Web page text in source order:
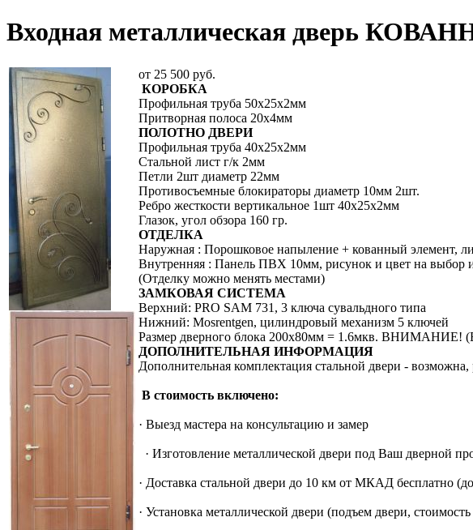
Входная металлическая дверь
от 25 500 руб.
КОРОБКА
Профильная труба 50х25х2мм
Притворная полоса 20х4мм
ПОЛОТНО ДВЕРИ
Профильная труба 40х25х2мм
Стальной лист г/к 2мм
Петли 2шт диаметр 22мм
Противосъемные блокираторы диаметр 10мм 2шт.
Ребро жесткости вертикальное 1шт 40х25х2мм
Глазок, угол обзора 160 гр.
ОТДЕЛКА
Наружная : Порошковое напыление + кованный элемент,
Внутренняя : Панель ПВХ 10мм, рисунок и цвет на выбор
(Отделку можно менять местами)
ЗАМКОВАЯ СИСТЕМА
Верхний: PRO SAM 731, 3 ключа сувальдного типа
Нижний: Mosrentgen, цилиндровый механизм 5 ключей
Размер дверного блока 200х80мм = 1.6мкв. ВНИМАНИЕ!
ДОПОЛНИТЕЛЬНАЯ ИНФОРМАЦИЯ
Дополнительная комплектация стальной двери - возможна,
В стоимость включено:
· Выезд мастера на консультацию и замер
· Изготовление металлической двери под Ваш дверной
· Доставка стальной двери до 10 км от МКАД бесплатно
· Установка металлической двери (подъем двери,